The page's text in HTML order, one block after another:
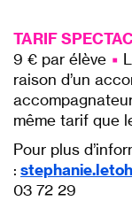
TARIF
9 € par élève ▪︎
raison d’un
même tarif que
Pour plus
:
03 72 29